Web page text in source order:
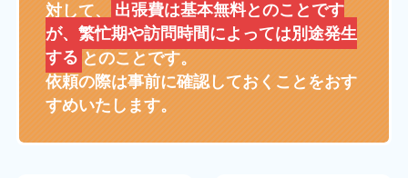
対して、
出張費は基本無料とのことです
が、繁忙期や訪問時間によっては別途発生
する とのことです。
依頼の際は事前に確認しておくことをおす
すめいたします。